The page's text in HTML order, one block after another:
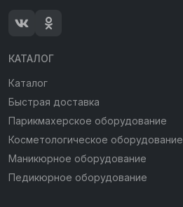
КАТАЛОГ
Каталог
Быстрая доставка
Парикмахерское оборудование
Косметологическое оборудование
Маникюрное оборудование
Педикюрное оборудование